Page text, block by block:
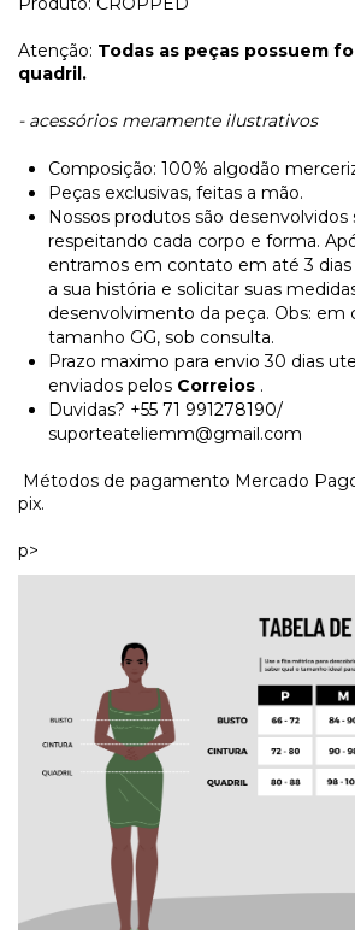
Atenção: Todas as peças possuem
quadril.
- acessórios meramente ilustrativos
Composição: 100% algodão
Peças exclusivas, feitas a mão.
Nossos produtos são desenvolvidos
respeitando cada corpo e forma.
entramos em contato em até 3
a sua história e solicitar suas
desenvolvimento da peça. Obs: em
tamanho GG, sob consulta.
Prazo maximo para envio 30 dias
enviados pelos Correios .
Duvidas? +55 71 991278190/
suporteateliemm@gmail.com
Métodos de pagamento Mercado
pix.
p>